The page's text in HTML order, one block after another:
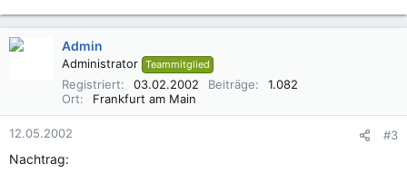
Admin
Administrator Teammitglied
Registriert 03.02.2002 Beiträge
1.082
Ort
Frankfurt am Main
12.05.2002 #3
Nachtrag: